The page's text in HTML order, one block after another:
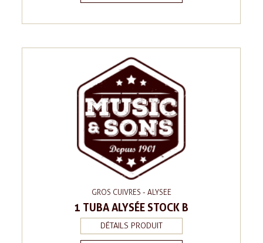
GROS CUIVRES - ALYSEE
1 TUBA ALYSÉE STOCK B
DÉTAILS PRODUIT